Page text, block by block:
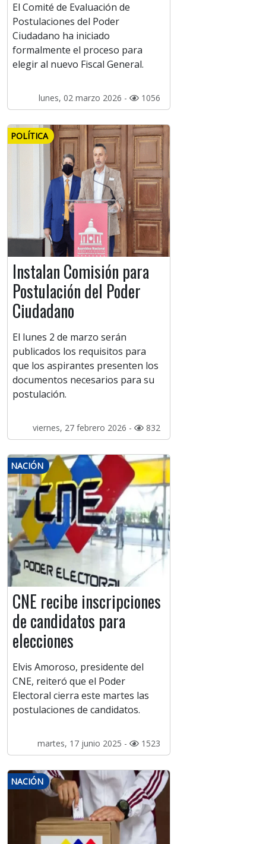
El Comité de Evaluación de
Postulaciones del Poder
Ciudadano ha iniciado
formalmente el proceso para
elegir al nuevo Fiscal General.
lunes, 02 marzo 2026 - 1056
POLÍTICA
Instalan Comisión para
Postulación del Poder
Ciudadano
El lunes 2 de marzo serán
publicados los requisitos para
que los aspirantes presenten los
documentos necesarios para su
postulación.
viernes, 27 febrero 2026 - 832
NACIÓN
CNE recibe inscripciones
de candidatos para
elecciones
Elvis Amoroso, presidente del
CNE, reiteró que el Poder
Electoral cierra este martes las
postulaciones de candidatos.
martes, 17 junio 2025 - 1523
NACIÓN